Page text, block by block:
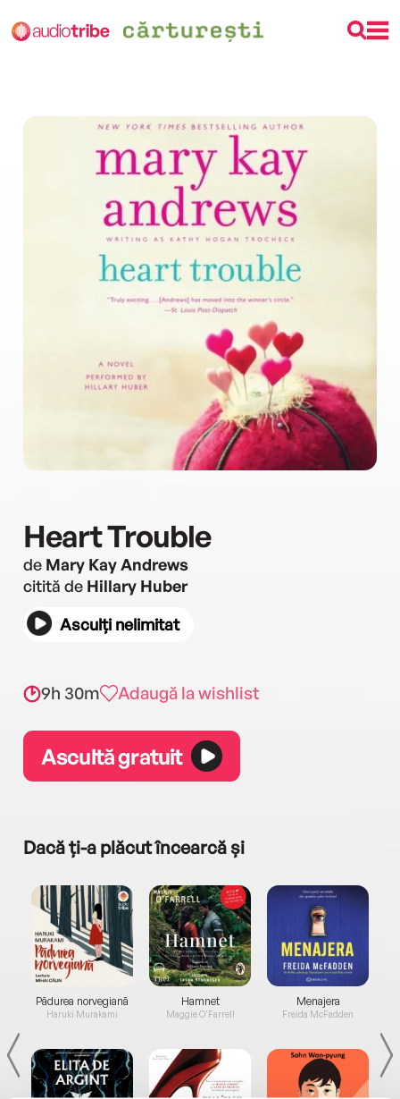
Heart Trouble
de Mary Kay Andrews
citită de Hillary Huber
Asculți nelimitat
9h 30m Adaugă la wishlist
Ascultă gratuit
Dacă ți-a plăcut încearcă și
Pădurea norvegiană
Haruki Murakami
Hamnet
Maggie O'Farrell
Menajera
Freida McFadden